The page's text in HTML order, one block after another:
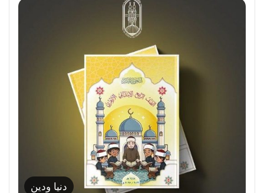
دنيا ودين